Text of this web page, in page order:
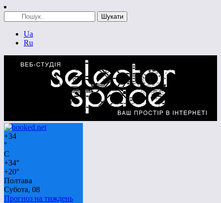
Ua
Ru
+34
°
C
+34°
+20°
Полтава
Субота, 08
Прогноз на тиждень